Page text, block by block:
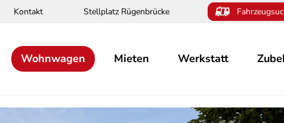
Kontakt Stellplatz Rügenbrücke
Wohnwagen Mieten Werkstatt